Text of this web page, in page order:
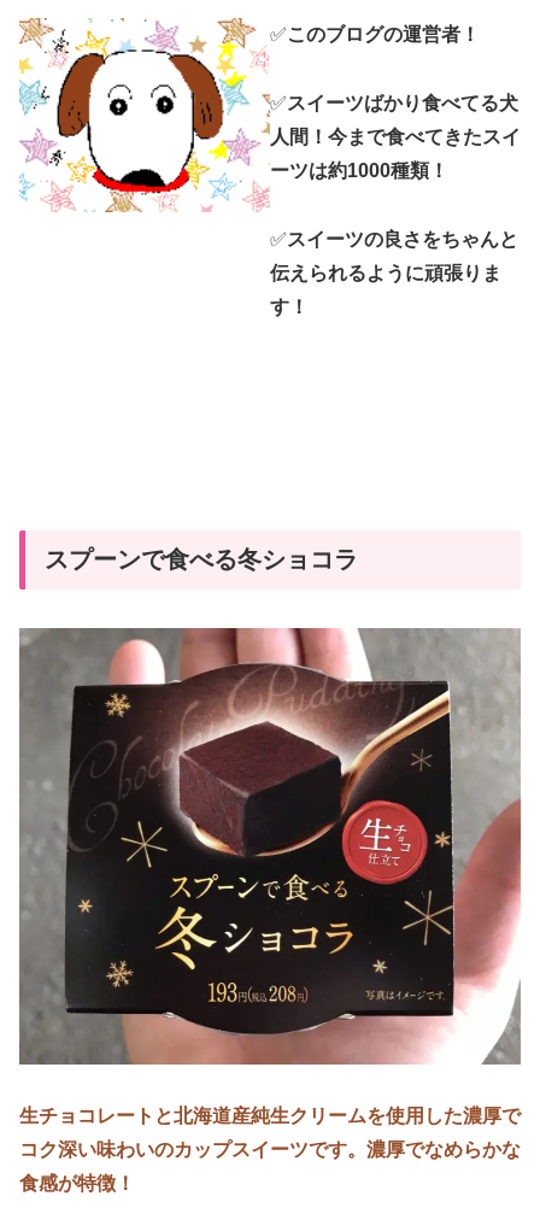
✅このブログの運営者！
✅スイーツばかり食べてる犬
人間！今まで食べてきたスイ
ーツは約1000種類！
✅スイーツの良さをちゃんと
伝えられるように頑張りま
す！
スプーンで食べる冬ショコラ
生チョコレートと北海道産純生クリームを使用した濃厚で
コク深い味わいのカップスイーツです。濃厚でなめらかな
食感が特徴！